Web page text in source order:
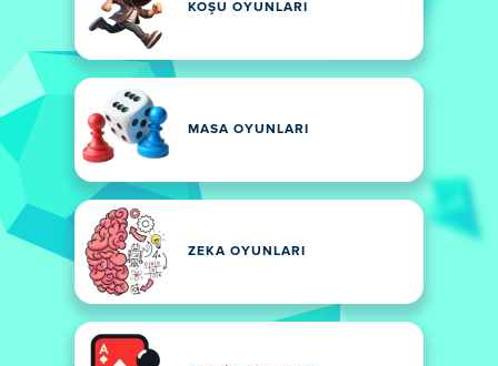
KOŞU OYUNLARI
MASA OYUNLARI
ZEKA OYUNLARI